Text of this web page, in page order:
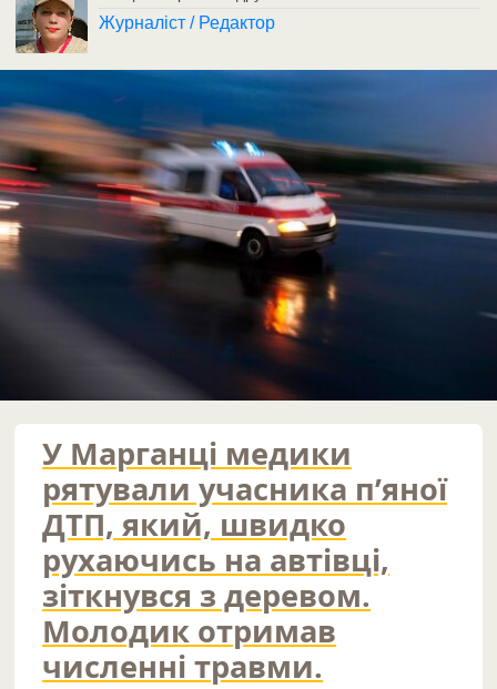
Журналіст / Редактор
У Марганці медики
рятували учасника п’яної
ДТП, який, швидко
рухаючись на автівці,
зіткнувся з деревом.
Молодик отримав
численні травми.